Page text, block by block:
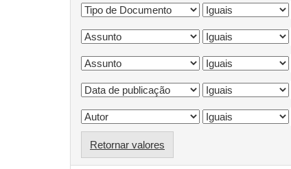
Retornar valores